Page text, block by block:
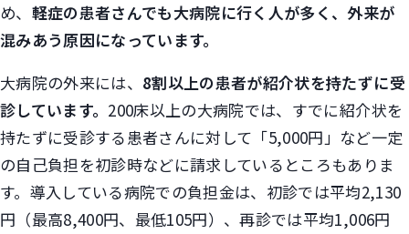
め、 軽症の患者さんでも大病院に行く人が多く、外来が
混みあう原因になっています。
大病院の外来には、 8割以上の患者が紹介状を持たずに受
診しています。 200床以上の大病院では、すでに紹介状を
持たずに受診する患者さんに対して「5,000円」など一定
の自己負担を初診時などに請求しているところもありま
す。導入している病院での負担金は、初診では平均2,130
円（最高8,400円、最低105円）、再診では平均1,006円